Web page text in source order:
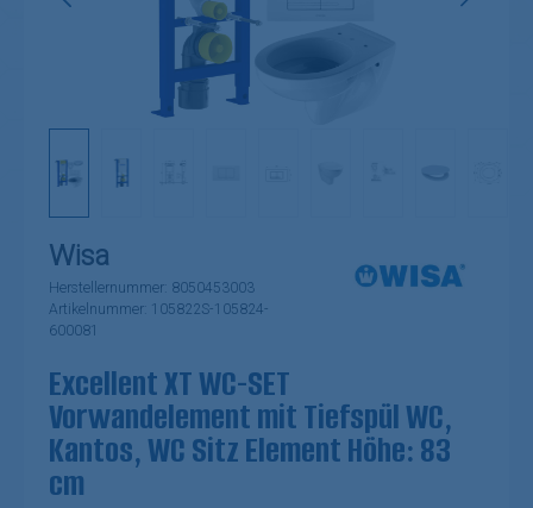
Wisa
Herstellernummer: 8050453003
Artikelnummer: 105822S-105824-
600081
Excellent XT WC-SET
Vorwandelement mit Tiefspül WC,
Kantos, WC Sitz Element Höhe: 83
cm